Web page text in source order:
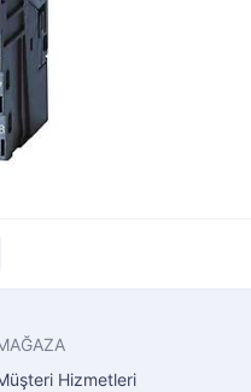
Hizmetleri